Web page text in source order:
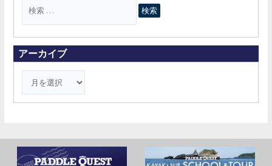
対
象
アーカイブ